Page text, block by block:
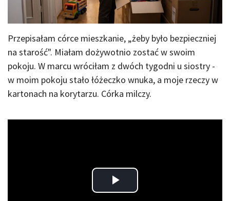
Przepisałam córce mieszkanie, „żeby było bezpieczniej
na starość". Miałam dożywotnio zostać w swoim
pokoju. W marcu wróciłam z dwóch tygodni u siostry -
w moim pokoju stało łóżeczko wnuka, a moje rzeczy w
kartonach na korytarzu. Córka milczy.
Play